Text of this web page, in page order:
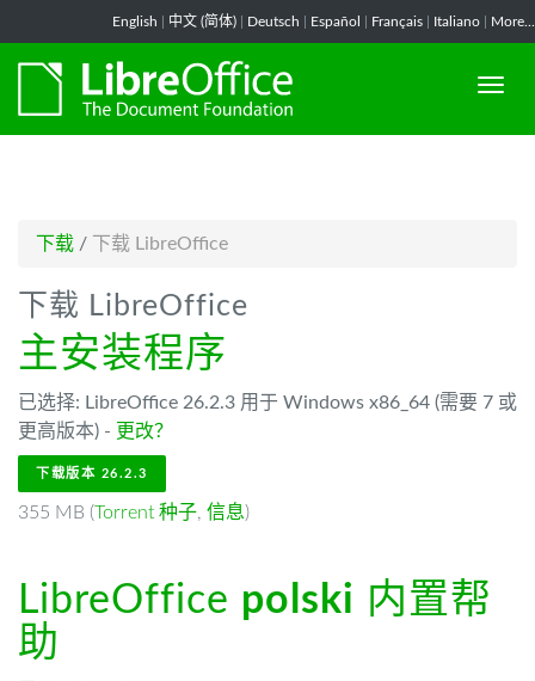
English 中文 (简体) Deutsch Español Français Italiano More...
下载 / 下载 LibreOffice
下载 LibreOffice
主安装程序
已选择: LibreOffice 26.2.3 用于 Windows x86_64 (需要 7 或
更高版本) - 更改？
下载版本 26.2.3
355 MB (Torrent 种子, 信息)
LibreOffice polski 内置帮
助